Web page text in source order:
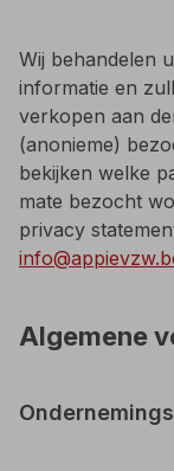
Wij behandelen
informatie en
verkopen aan
(anonieme)
bekijken welke
mate bezocht
privacy
Algemene